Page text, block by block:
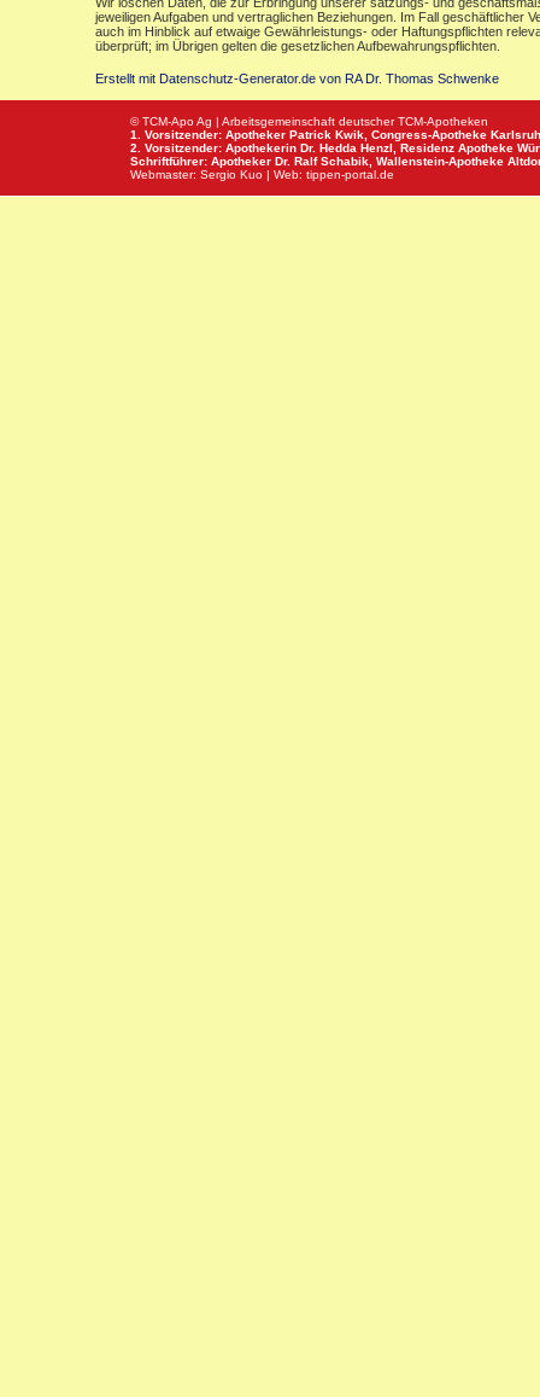
jeweiligen Aufgaben und vertraglichen Beziehungen. Im Fall geschäftlicher
auch im Hinblick auf etwaige Gewährleistungs- oder Haftungspflichten
überprüft; im Übrigen gelten die gesetzlichen Aufbewahrungspflichten.
Erstellt mit Datenschutz-Generator.de von RA Dr. Thomas Schwenke
© TCM-Apo Ag | Arbeitsgemeinschaft deutscher TCM-Apotheken
1. Vorsitzender: Apotheker Patrick Kwik, Congress-Apotheke
2. Vorsitzender: Apothekerin Dr. Hedda Henzl, Residenz Apotheke
Schriftführer: Apotheker Dr. Ralf Schabik, Wallenstein-Apotheke
Webmaster: Sergio Kuo | Web: tippen-portal.de